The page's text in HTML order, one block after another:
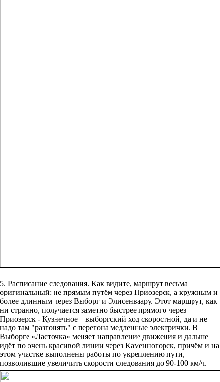
5. Расписание следования. Как видите, маршрут весьма
оригинальный: не прямым путём через Приозерск, а кружным и
более длинным через Выборг и Элисенваару. Этот маршрут, как
ни странно, получается заметно быстрее прямого через
Приозерск - Кузнечное – выборгский ход скоростной, да и не
надо там "разгонять" с перегона медленные электрички. В
Выборге «Ласточка» меняет направление движения и дальше
идёт по очень красивой линии через Каменногорск, причём и на
этом участке выполнены работы по укреплению пути,
позволившие увеличить скорости следования до 90-100 км/ч.